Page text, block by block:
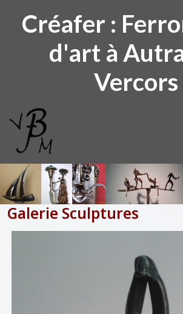
Créafer :
d'art à
Vercors
Galerie Sculptures